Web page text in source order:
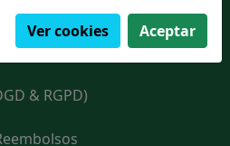
& RGPD)
Ver cookies Aceptar